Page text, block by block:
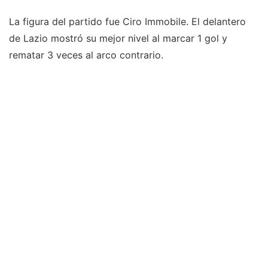
La figura del partido fue Ciro Immobile. El delantero
de Lazio mostró su mejor nivel al marcar 1 gol y
rematar 3 veces al arco contrario.